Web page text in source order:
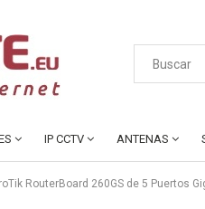
IP CCTV ANTENAS
RouterBoard 260GS de 5 Puertos